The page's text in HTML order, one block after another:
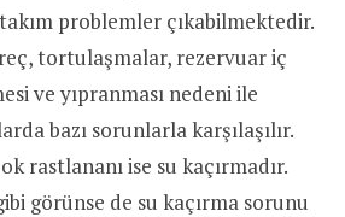
problemler çıkabilmektedir.
tortulaşmalar, rezervuar iç
ve yıpranması nedeni ile
bazı sorunlarla karşılaşılır.
rastlananı ise su kaçırmadır.
görünse de su kaçırma sorunu